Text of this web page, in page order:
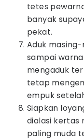
tetes
banyak
pekat.
Aduk
sampai
mengaduk
tetap
empuk
Siapkan
dialasi kertas
paling muda